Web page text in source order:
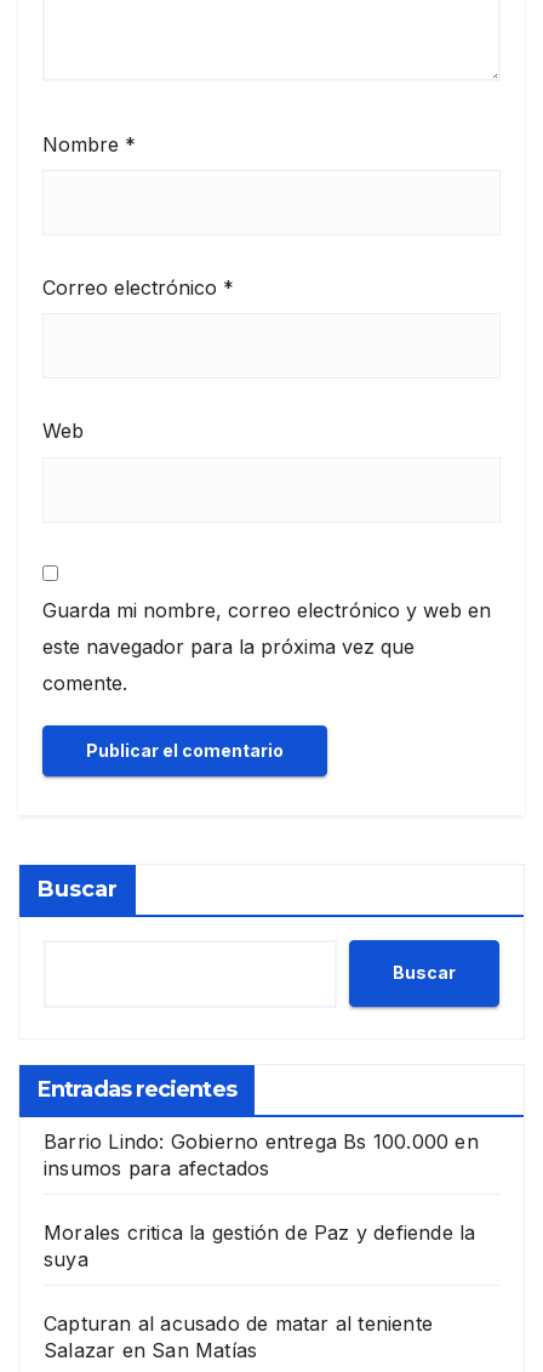
Nombre *
Correo electrónico *
Web
Guarda mi nombre, correo electrónico y web en
este navegador para la próxima vez que
comente.
Buscar
Buscar
Entradas recientes
Barrio Lindo: Gobierno entrega Bs 100.000 en
insumos para afectados
Morales critica la gestión de Paz y defiende la
suya
Capturan al acusado de matar al teniente
Salazar en San Matías